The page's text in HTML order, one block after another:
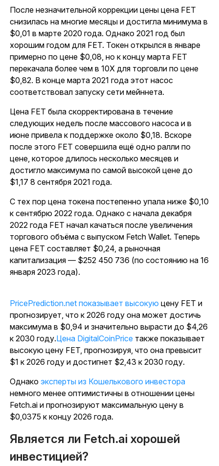
После незначительной коррекции цены цена FET
снизилась на многие месяцы и достигла минимума в
$0,01 в марте 2020 года. Однако 2021 год был
хорошим годом для FET. Токен открылся в январе
примерно по цене $0,08, но к концу марта FET
перекачала более чем в 10X для торговли по цене
$0,82. В конце марта 2021 года этот насос
соответствовал запуску сети мейннета.
Цена FET была скорректирована в течение
следующих недель после массового насоса и в
июне привела к поддержке около $0,18. Вскоре
после этого FET совершила ещё одно ралли по
цене, которое длилось несколько месяцев и
достигло максимума по самой высокой цене до
$1,17 8 сентября 2021 года.
С тех пор цена токена постепенно упала ниже $0,10
к сентябрю 2022 года. Однако с начала декабря
2022 года FET начал качаться после увеличения
торгового объёма с выпуском Fetch Wallet. Теперь
цена FET составляет $0,24, а рыночная
капитализация — $252 450 736 (по состоянию на 16
января 2023 года).
PricePrediction.net показывает высокую цену FET и
прогнозирует, что к 2026 году она может достичь
максимума в $0,94 и значительно вырасти до $4,26
к 2030 году.Цена DigitalCoinPrice также показывает
высокую цену FET, прогнозируя, что она превысит
$1 к 2026 году и достигнет $2,43 к 2030 году.
Однако эксперты из Кошелькового инвестора
немного менее оптимистичны в отношении цены
Fetch.ai и прогнозируют максимальную цену в
$0,0375 к концу 2026 года.
Является ли Fetch.ai хорошей
инвестицией?